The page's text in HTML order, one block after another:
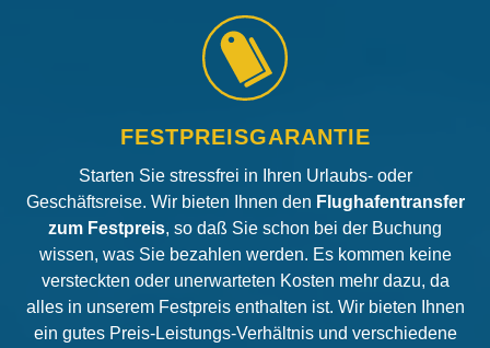
FESTPREISGARANTIE
Starten Sie stressfrei in Ihren Urlaubs- oder
Geschäftsreise. Wir bieten Ihnen den Flughafentransfer
zum Festpreis, so daß Sie schon bei der Buchung
wissen, was Sie bezahlen werden. Es kommen keine
versteckten oder unerwarteten Kosten mehr dazu, da
alles in unserem Festpreis enthalten ist. Wir bieten Ihnen
ein gutes Preis-Leistungs-Verhältnis und verschiedene